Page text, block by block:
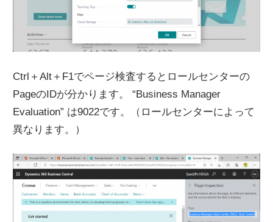
Ctrl＋Alt＋F1でページ検査するとロールセンターの
PageのIDが分かります。 “Business Manager
Evaluation” は9022です。（ロールセンターによって
異なります。）